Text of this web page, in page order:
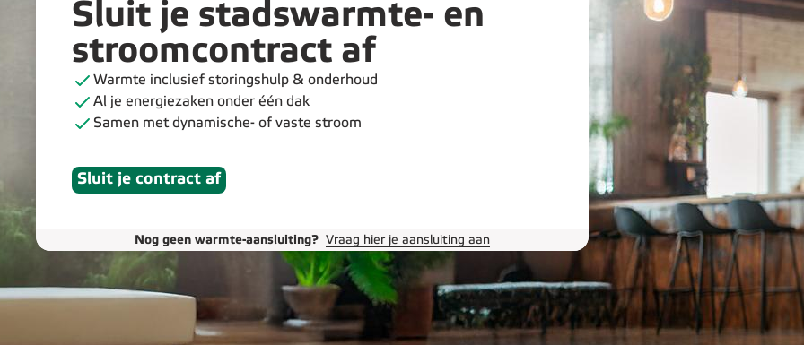
Sluit je stadswarmte- en
stroomcontract af
Warmte inclusief storingshulp & onderhoud
Al je energiezaken onder één dak
Samen met dynamische- of vaste stroom
Sluit je contract af
Nog geen warmte-aansluiting? Vraag hier je aansluiting aan